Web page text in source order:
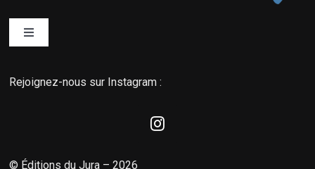
Toggle
La boutique MyNordic
Rejoignez-nous sur Instagram :
© Éditions du Jura – 2026